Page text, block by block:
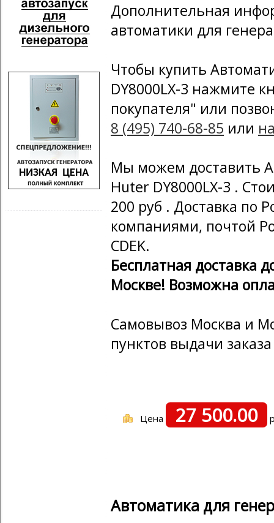
Дополнительная
автоматики для
Чтобы купить
DY8000LX-3 нажмите
покупателя" или
8 (495) 740-68-85 или
Мы можем доставить
Huter DY8000LX-3 .
200 руб . Доставка по
компаниями, почтой
CDEK.
Бесплатная доставка
Москве! Возможна
Самовывоз Москва и
пунктов выдачи заказа
Цена 27 500.00
Автоматика для